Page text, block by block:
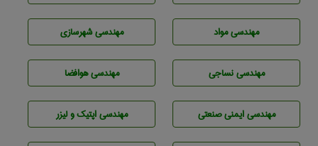
مهندسی مواد مهندسی شهرسازی
مهندسي نساجی مهندسی هوافضا
مهندسی ایمنی صنعتی مهندسی اپتیک و لیزر